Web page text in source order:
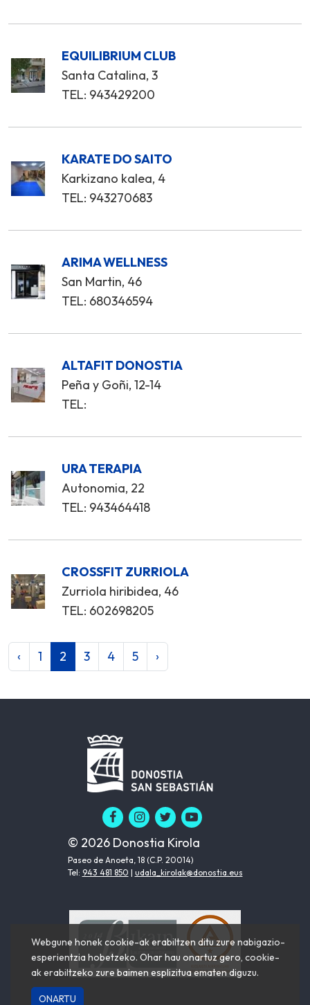
EQUILIBRIUM CLUB
Santa Catalina, 3
TEL: 943429200
KARATE DO SAITO
Karkizano kalea, 4
TEL: 943270683
ARIMA WELLNESS
San Martin, 46
TEL: 680346594
ALTAFIT DONOSTIA
Peña y Goñi, 12-14
TEL:
URA TERAPIA
Autonomia, 22
TEL: 943464418
CROSSFIT ZURRIOLA
Zurriola hiribidea, 46
TEL: 602698205
‹ 1 2 3 4 5 ›
© 2026 Donostia Kirola
Paseo de Anoeta, 18 (C.P. 20014)
Tel: 943 481 850 | udala_kirolak@donostia.eus
Webgune honek cookie-ak erabiltzen ditu zure nabigazio-
esperientzia hobetzeko. Ohar hau onartuz gero, cookie-
ak erabiltzeko zure baimen esplizitua ematen diguzu.
ONARTU